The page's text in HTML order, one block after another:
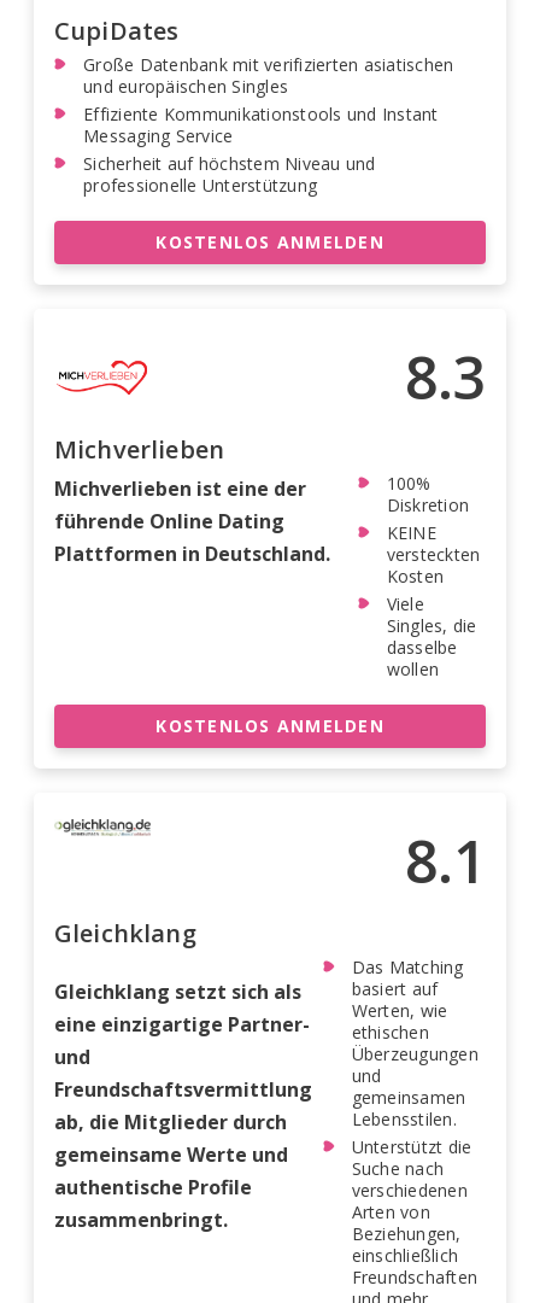
CupiDates
Große Datenbank mit verifizierten asiatischen
und europäischen Singles
Effiziente Kommunikationstools und Instant
Messaging Service
Sicherheit auf höchstem Niveau und
professionelle Unterstützung
KOSTENLOS ANMELDEN
8.3
Michverlieben
Michverlieben ist eine der
führende Online Dating
Plattformen in Deutschland.
100%
Diskretion
KEINE
versteckten
Kosten
Viele
Singles, die
dasselbe
wollen
KOSTENLOS ANMELDEN
8.1
Gleichklang
Gleichklang setzt sich als
eine einzigartige Partner-
und
Freundschaftsvermittlung
ab, die Mitglieder durch
gemeinsame Werte und
authentische Profile
zusammenbringt.
Das Matching
basiert auf
Werten, wie
ethischen
Überzeugungen
und
gemeinsamen
Lebensstilen.
Unterstützt die
Suche nach
verschiedenen
Arten von
Beziehungen,
einschließlich
Freundschaften